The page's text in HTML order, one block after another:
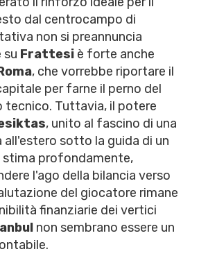
dal centrocampo di
non si preannuncia
su Frattesi è forte anche
, che vorrebbe riportare il
per farne il perno del
Tuttavia, il potere
, unito al fascino di una
all'estero sotto la guida di un
stima profondamente,
l'ago della bilancia verso
del giocatore rimane
finanziarie dei vertici
non sembrano essere un